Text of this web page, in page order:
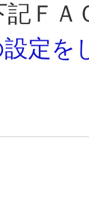
Ａ
定を